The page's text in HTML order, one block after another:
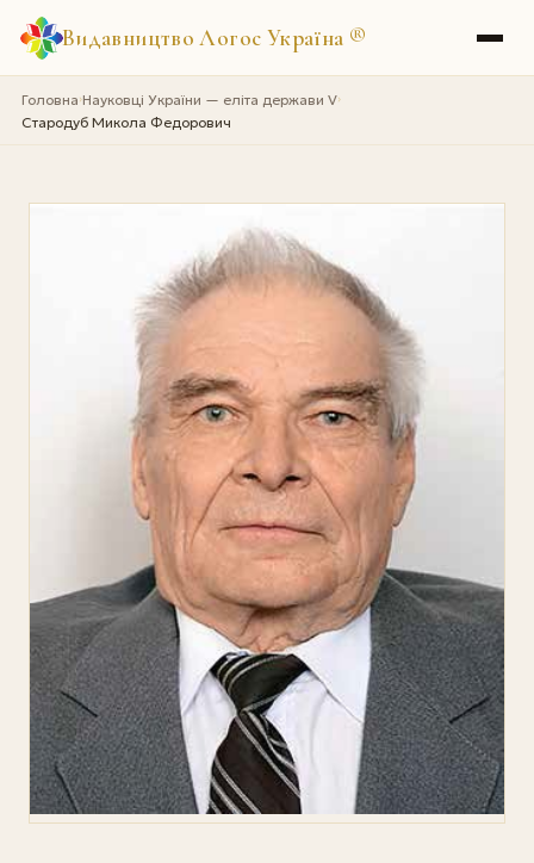
Видавництво Логос Україна ®
Головна›Науковці України — еліта держави V›
Стародуб Микола Федорович